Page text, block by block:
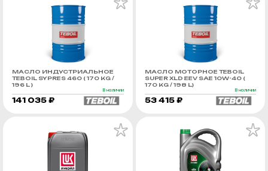
МАСЛО ИНДУСТРИАЛЬНОЕ
TEBOIL SYPRES 460 ( 170 KG /
196 L )
В наличии
141 035 ₽
МАСЛО МОТОРНОЕ TEBOIL
SUPER XLD EEV SAE 10W-40 (
170 KG / 198 L)
В наличии
53 415 ₽